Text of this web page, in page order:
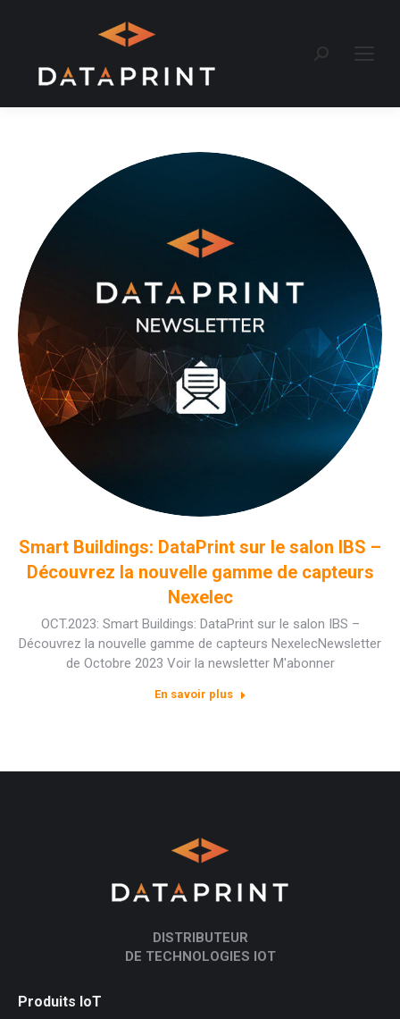
Recherche
Smart Buildings: DataPrint sur le salon IBS –
Découvrez la nouvelle gamme de capteurs
Nexelec
OCT.2023: Smart Buildings: DataPrint sur le salon IBS –
Découvrez la nouvelle gamme de capteurs NexelecNewsletter
de Octobre 2023 Voir la newsletter M'abonner
En savoir plus
DISTRIBUTEUR
DE TECHNOLOGIES IOT
Produits IoT